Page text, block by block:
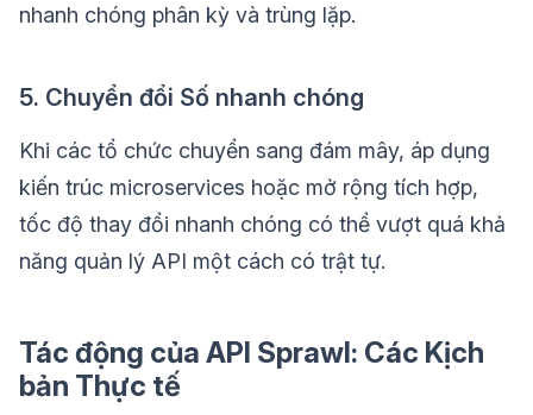
nhanh chóng phân kỳ và trùng lặp.
5. Chuyển đổi Số nhanh chóng
Khi các tổ chức chuyển sang đám mây, áp dụng
kiến trúc microservices hoặc mở rộng tích hợp,
tốc độ thay đổi nhanh chóng có thể vượt quá khả
năng quản lý API một cách có trật tự.
Tác động của API Sprawl: Các Kịch
bản Thực tế